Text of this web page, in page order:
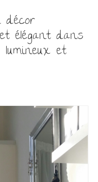
élégant dans
et